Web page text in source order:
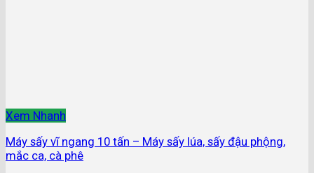
Xem Nhanh
Máy sấy vĩ ngang 10 tấn – Máy sấy lúa, sấy đậu phộng,
mắc ca, cà phê